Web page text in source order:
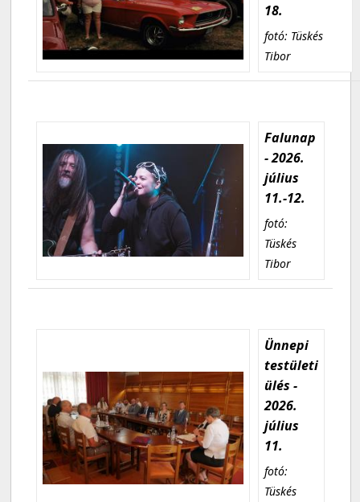
18.
fotó: Tüskés
Tibor
Falunap
- 2026.
július
11.-12.
fotó:
Tüskés
Tibor
Ünnepi
testületi
ülés -
2026.
július
11.
fotó:
Tüskés